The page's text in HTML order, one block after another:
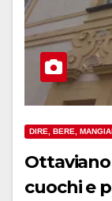
DIRE, BERE,
Ottaviano
cuochi e